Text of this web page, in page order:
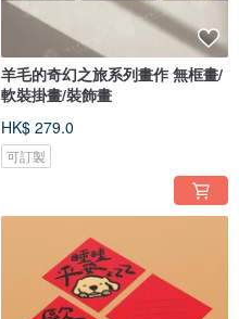
羊毛的奇幻之旅系列畫作 無框畫/
軟裝掛畫/裝飾畫
HK$ 279.0
可訂製